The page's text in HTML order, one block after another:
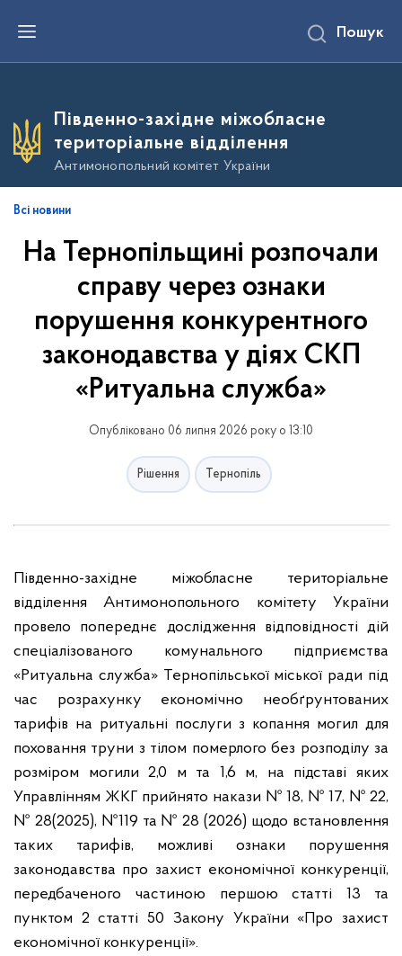
е
о
о
в
Пошук
Південно-західне міжобласне
територіальне відділення
Антимонопольний комітет України
Всі новини
На Тернопільщині розпочали
справу через ознаки
порушення конкурентного
законодавства у діях СКП
«Ритуальна служба»
Опубліковано 06 липня 2026 року о 13:10
Рішення Тернопіль
Південно-західне міжобласне територіальне
відділення Антимонопольного комітету України
провело попереднє дослідження відповідності дій
спеціалізованого комунального підприємства
«Ритуальна служба» Тернопільської міської ради під
час розрахунку економічно необґрунтованих
тарифів на ритуальні послуги з копання могил для
поховання труни з тілом померлого без розподілу за
розміром могили 2,0 м та 1,6 м, на підставі яких
Управлінням ЖКГ прийнято накази № 18, № 17, № 22,
№ 28(2025), №119 та № 28 (2026) щодо встановлення
таких тарифів, можливі ознаки порушення
законодавства про захист економічної конкуренції,
передбаченого частиною першою статті 13 та
пунктом 2 статті 50 Закону України «Про захист
економічної конкуренції».